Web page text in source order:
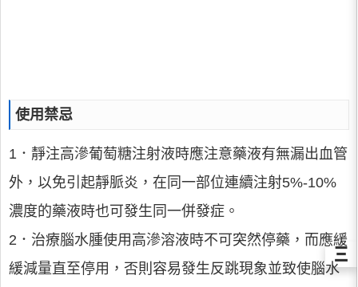
使用禁忌
1．靜注高滲葡萄糖注射液時應注意藥液有無漏出血管
外，以免引起靜脈炎，在同一部位連續注射5%-10%
濃度的藥液時也可發生同一併發症。
2．治療腦水腫使用高滲溶液時不可突然停藥，而應緩
緩減量直至停用，否則容易發生反跳現象並致使腦水
Ξ